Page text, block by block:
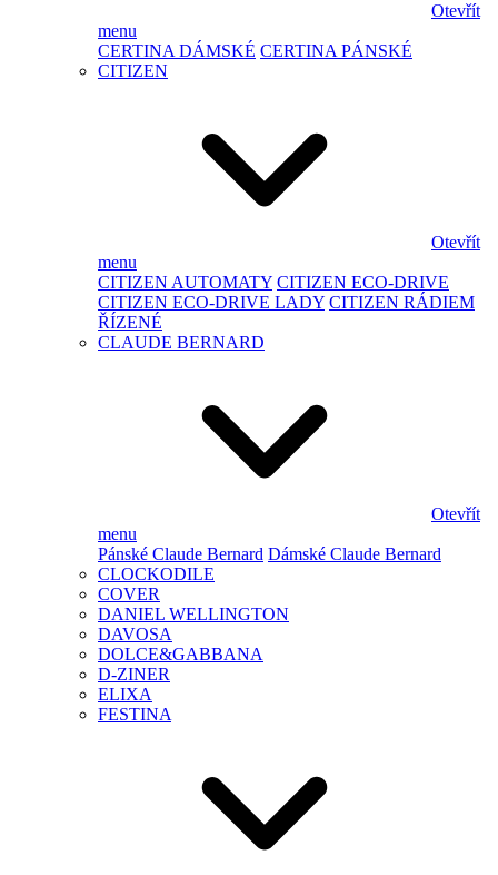
Otevřít
menu
CERTINA DÁMSKÉ CERTINA PÁNSKÉ
CITIZEN
Otevřít
menu
CITIZEN AUTOMATY CITIZEN ECO-DRIVE
CITIZEN ECO-DRIVE LADY CITIZEN RÁDIEM
ŘÍZENÉ
CLAUDE BERNARD
Otevřít
menu
Pánské Claude Bernard Dámské Claude Bernard
CLOCKODILE
COVER
DANIEL WELLINGTON
DAVOSA
DOLCE&GABBANA
D-ZINER
ELIXA
FESTINA